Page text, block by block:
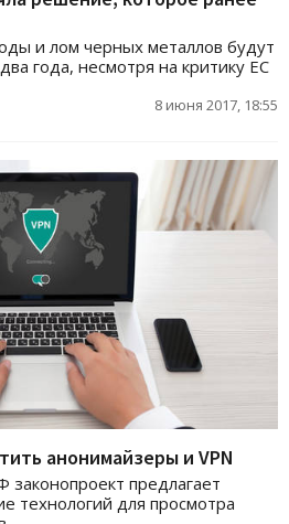
и лом черных металлов будут
года, несмотря на критику ЕС
8 июня 2017, 18:55
анонимайзеры и VPN
предлагает
технологий для просмотра